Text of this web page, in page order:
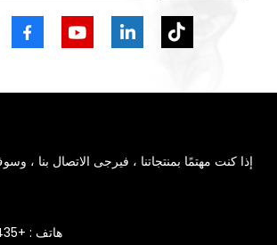
إذا كنت مهتمًا بمنتجاتنا ، فيرجى الاتصال بنا ،
هاتف : +8613510445435